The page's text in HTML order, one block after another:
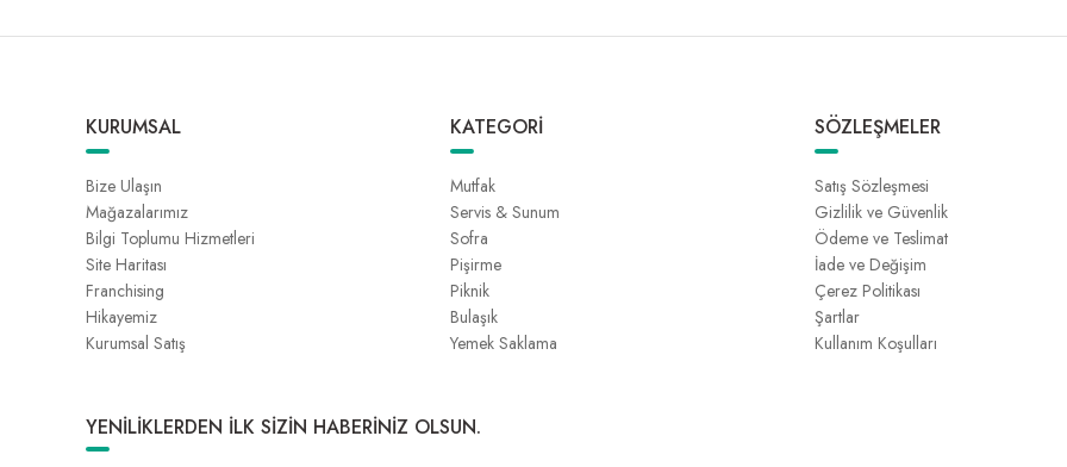
KURUMSAL
Bize Ulaşın
Mağazalarımız
Bilgi Toplumu Hizmetleri
Site Haritası
Franchising
Hikayemiz
Kurumsal Satış
KATEGORİ
Mutfak
Servis & Sunum
Sofra
Pişirme
Piknik
Bulaşık
Yemek Saklama
SÖZLEŞMELER
Satış Sözleşmesi
Gizlilik ve Güvenlik
Ödeme ve Teslimat
İade ve Değişim
Çerez Politikası
Şartlar
Kullanım Koşulları
YENİLİKLERDEN İLK SİZİN HABERİNİZ OLSUN.